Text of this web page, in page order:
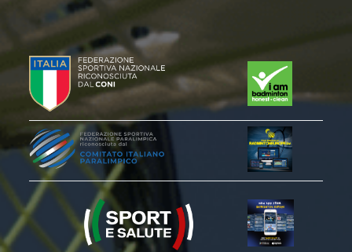
GARE ED EVENTI
CALENDARIO
COMUNICATI
ALBO D'ORO CAMPIONATI ITALIANI
CAMPIONATI A SQUADRE
EVENTI INTERNAZIONALI
CLASSIFICHE NAZIONALI